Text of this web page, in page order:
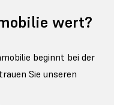
wert?
beginnt bei der
Sie unseren